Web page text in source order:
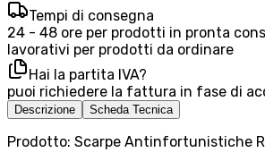
Tempi di consegna
24 - 48 ore per prodotti in pronta
lavorativi per prodotti da ordinare
Hai la partita IVA?
puoi richiedere la fattura in fase di
Descrizione Scheda Tecnica
Prodotto: Scarpe Antinfortunistiche